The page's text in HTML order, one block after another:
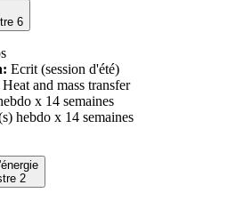
6
Ecrit (session d'été)
Heat and mass transfer
x 14 semaines
hebdo x 14 semaines
2